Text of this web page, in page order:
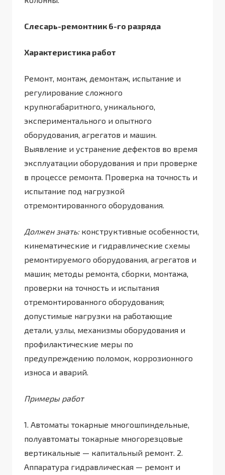
Слесарь-ремонтник 6-го разряда
Характеристика работ
Ремонт, монтаж, демонтаж, испытание и
регулирование сложного
крупногабаритного, уникального,
экспериментального и опытного
оборудования, агрегатов и машин.
Выявление и устранение дефектов во время
эксплуатации оборудования и при проверке
в процессе ремонта. Проверка на точность и
испытание под нагрузкой
отремонтированного оборудования.
Должен знать:конструктивные особенности,
кинематические и гидравлические схемы
ремонтируемого оборудования, агрегатов и
машин; методы ремонта, сборки, монтажа,
проверки на точность и испытания
отремонтированного оборудования;
допустимые нагрузки на работающие
детали, узлы, механизмы оборудования и
профилактические меры по
предупреждению поломок, коррозионного
износа и аварий.
Примеры работ
1. Автоматы токарные многошпиндельные,
полуавтоматы токарные многорезцовые
вертикальные — капитальный ремонт. 2.
Аппаратура гидравлическая — ремонт и